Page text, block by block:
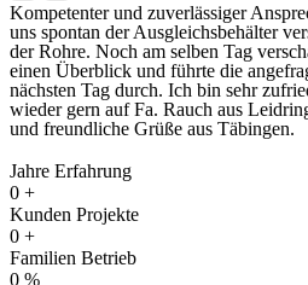
Kompetenter und zuverlässiger
uns spontan der Ausgleichsbehälter
der Rohre. Noch am selben Tag
einen Überblick und führte die
nächsten Tag durch. Ich bin sehr
wieder gern auf Fa. Rauch aus
und freundliche Grüße aus Täbingen.
Jahre Erfahrung
0 +
Kunden Projekte
0 +
Familien Betrieb
0 %